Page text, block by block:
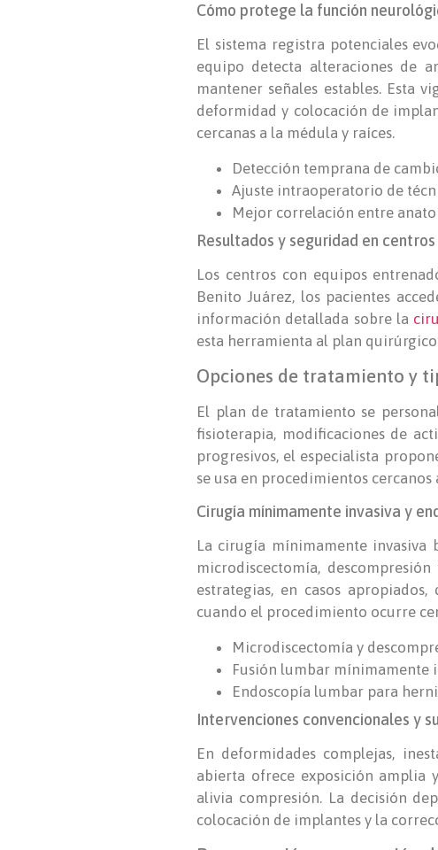
Cómo protege la función
El sistema registra potenciales
equipo detecta alteraciones de
mantener señales estables. Esta
deformidad y colocación de
cercanas a la médula y raíces.
Detección temprana de
Ajuste intraoperatorio de
Mejor correlación entre
Resultados y seguridad en
Los centros con equipos
Benito Juárez, los pacientes
información detallada sobre la
esta herramienta al plan
Opciones de tratamiento y
El plan de tratamiento se
fisioterapia, modificaciones de
progresivos, el especialista
se usa en procedimientos
Cirugía mínimamente invasiva y
La cirugía mínimamente invasiva
microdiscectomía,
estrategias, en casos
cuando el procedimiento ocurre
Microdiscectomía y
Fusión lumbar mínimamente
Endoscopía lumbar para
Intervenciones convencionales y
En deformidades complejas,
abierta ofrece exposición amplia
alivia compresión. La decisión
colocación de implantes y la